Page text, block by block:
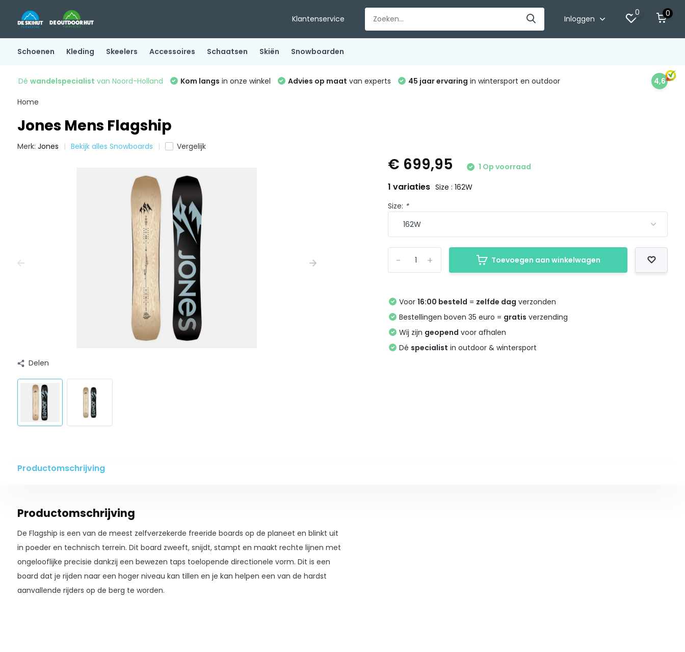
Klantenservice Inloggen
0 0
Schoenen Kleding Skeelers Accessoires Schaatsen Skiën Snowboarden
Dé wandelspecialist van Noord-Holland Kom langs in onze winkel Advies op maat van experts 45 jaar ervaring in wintersport en outdoor 4,6
Home
Jones Mens Flagship
Merk: Jones Bekijk alles Snowboards Vergelijk
Delen
€ 699,95 1 Op voorraad
1 variaties Size : 162W
Size: *
+
- Toevoegen aan winkelwagen
Voor16:00 besteld = zelfde dag verzonden
Bestellingen boven 35 euro = gratis verzending
Wij zijn geopend voor afhalen
Dé specialist in outdoor & wintersport
Productomschrijving
Productomschrijving
De Flagship is een van de meest zelfverzekerde freeride boards op de planeet en blinkt uit
in poeder en technisch terrein. Dit board zweeft, snijdt, stampt en maakt rechte lijnen met
ongelooflijke precisie dankzij een bewezen taps toelopende directionele vorm. Dit is een
board dat je rijden naar een hoger niveau kan tillen en je kan helpen een van de hardst
aanvallende rijders op de berg te worden.